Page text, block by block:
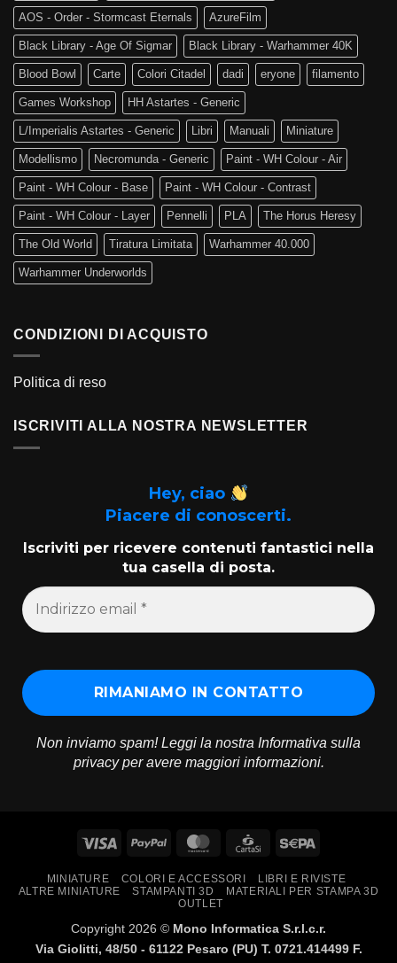
AOS - Order - Stormcast Eternals AzureFilm
Black Library - Age Of Sigmar Black Library - Warhammer 40K
Blood Bowl Carte Colori Citadel dadi eryone filamento
Games Workshop HH Astartes - Generic
L/Imperialis Astartes - Generic Libri Manuali Miniature
Modellismo Necromunda - Generic Paint - WH Colour - Air
Paint - WH Colour - Base Paint - WH Colour - Contrast
Paint - WH Colour - Layer Pennelli PLA The Horus Heresy
The Old World Tiratura Limitata Warhammer 40.000
Warhammer Underworlds
CONDIZIONI DI ACQUISTO
Politica di reso
ISCRIVITI ALLA NOSTRA NEWSLETTER
Hey, ciao
Piacere di conoscerti.
Iscriviti per ricevere contenuti fantastici nella
tua casella di posta.
Non inviamo spam! Leggi la nostra Informativa sulla
privacyper avere maggiori informazioni.
Visa PayPal MasterCardCartaSi
MINIATURE COLORI E ACCESSORI
LIBRI E RIVISTE
ALTRE MINIATURE
STAMPANTI 3D
MATERIALI PER STAMPA 3D
OUTLET
Copyright 2026 © Mono Informatica S.r.l.c.r.
Via Giolitti, 48/50 - 61122 Pesaro (PU) T. 0721.414499 F.